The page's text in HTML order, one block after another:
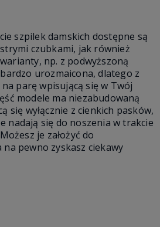
szpilek damskich dostępne są
czubkami, jak również
np. z podwyższoną
urozmaicona, dlatego z
parę wpisującą się w Twój
modele ma niezabudowaną
się wyłącznie z cienkich pasków,
nadają się do noszenia w trakcie
je założyć do
pewno zyskasz ciekawy